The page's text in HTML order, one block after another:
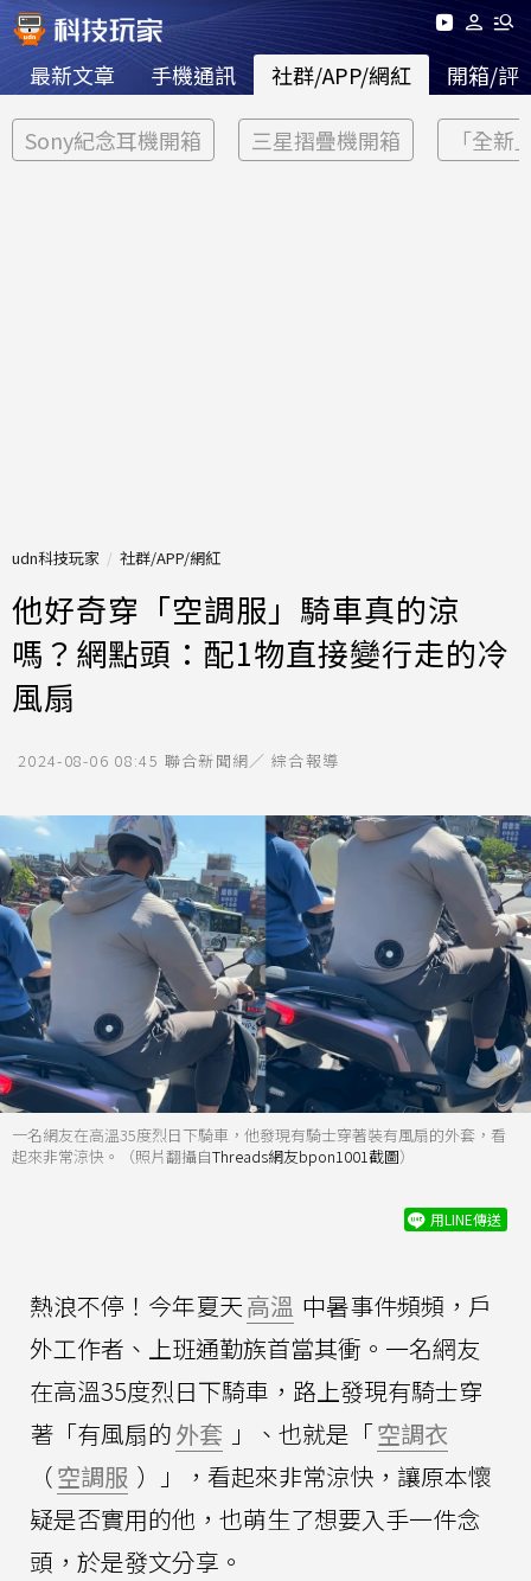
最新文章 手機通訊 社群/APP/網紅 開箱/評
Sony紀念耳機開箱 三星摺疊機開箱 「全新
udn科技玩家 社群/APP/網紅
他好奇穿「空調服」騎車真的涼
嗎？網點頭：配1物直接變行走的冷
風扇
2024-08-06 08:45 聯合新聞網／ 綜合報導
一名網友在高溫35度烈日下騎車，他發現有騎士穿著裝有風扇的外套，看
起來非常涼快。（照片翻攝自Threads網友bpon1001截圖）
用LINE傳送
熱浪不停！今年夏天高溫 中暑事件頻頻，戶
外工作者、上班通勤族首當其衝。一名網友
在高溫35度烈日下騎車，路上發現有騎士穿
著「有風扇的外套 」、也就是「空調衣
（空調服 ）」，看起來非常涼快，讓原本懷
疑是否實用的他，也萌生了想要入手一件念
頭，於是發文分享。